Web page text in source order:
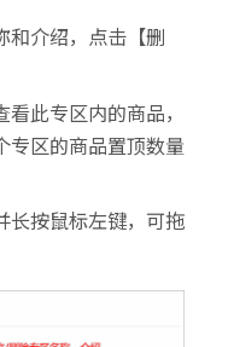
和介绍，点击【删
此专区内的商品，
专区的商品置顶数量
长按鼠标左键，可拖